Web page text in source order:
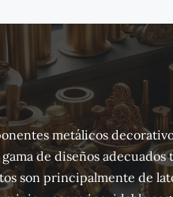
metálicos
de diseños adecuados
son principalmente de